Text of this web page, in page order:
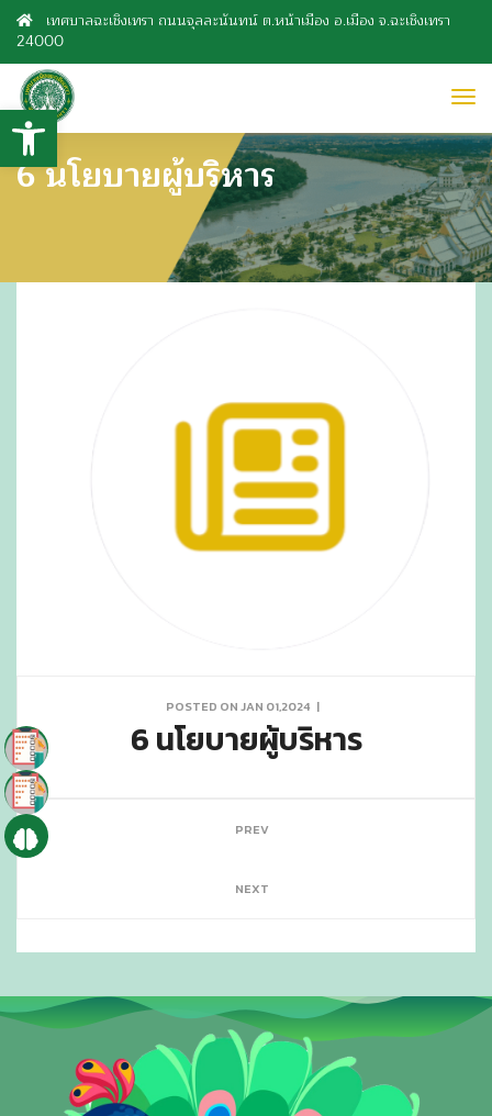
เทศบาลฉะเชิงเทรา ถนนจุลละนันทน์ ต.หน้าเมือง อ.เมือง จ.ฉะเชิงเทรา
24000
6 นโยบายผู้บริหาร
POSTED ON JAN 01,2024 |
6 นโยบายผู้บริหาร
PREV
NEXT
Open toolbar